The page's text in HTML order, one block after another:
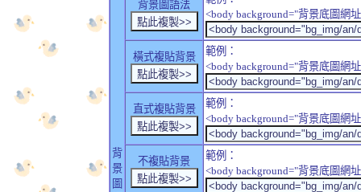
背
景
圖
背景圖語法
<body background="背景底圖網
橫式複貼背景
範例：
<body background="背景底圖網
直式複貼背景
範例：
<body background="背景底圖網
不複貼背景
範例：
<body background="背景底圖網